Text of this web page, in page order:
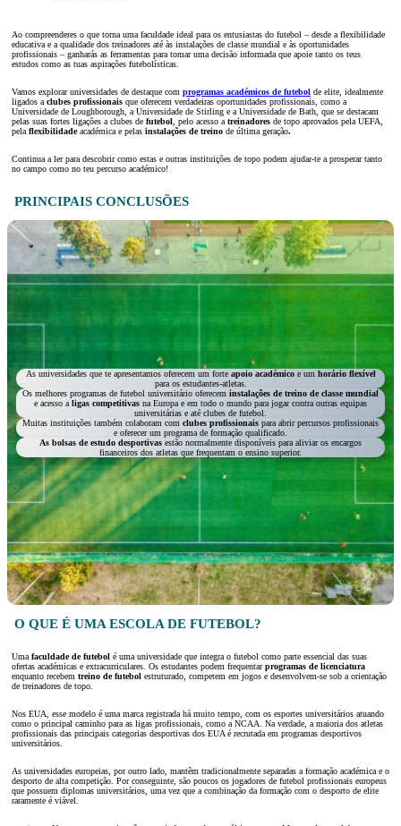
Ao compreenderes o que torna uma faculdade ideal para os entusiastas do futebol – desde a flexibilidade
educativa e a qualidade dos treinadores até às instalações de classe mundial e às oportunidades
profissionais – ganharás as ferramentas para tomar uma decisão informada que apoie tanto os teus
estudos como as tuas aspirações futebolísticas.
Vamos explorar universidades de destaque com programas académicos de futebol de elite, idealmente
ligados aclubes profissionais que oferecem verdadeiras oportunidades profissionais, como a
Universidade de Loughborough, a Universidade de Stirling e a Universidade de Bath, que se destacam
pelas suas fortes ligações a clubes de futebol, pelo acesso atreinadores de topo aprovados pela UEFA,
pelaflexibilidadeacadémica e pelas instalações de treino de última geração.
Continua a ler para descobrir como estas e outras instituições de topo podem ajudar-te a prosperar tanto
no campo como no teu percurso académico!
PRINCIPAIS CONCLUSÕES
As universidades que te apresentamos oferecem um forte apoio académico e um horário flexível
para os estudantes-atletas.
Os melhores programas de futebol universitário oferecem instalações de treino de classe mundial
e acesso a ligas competitivas na Europa e em todo o mundo para jogar contra outras equipas
universitárias e até clubes de futebol.
Muitas instituições também colaboram com clubes profissionais para abrir percursos profissionais
e oferecer um programa de formação qualificado.
As bolsas de estudo desportivas estão normalmente disponíveis para aliviar os encargos
financeiros dos atletas que frequentam o ensino superior.
O QUE É UMA ESCOLA DE FUTEBOL?
Uma faculdade de futebol é uma universidade que integra o futebol como parte essencial das suas
ofertas académicas e extracurriculares. Os estudantes podem frequentarprogramas de licenciatura
enquanto recebem treino de futebol estruturado, competem em jogos e desenvolvem-se sob a orientação
de treinadores de topo.
Nos EUA, esse modelo é uma marca registrada há muito tempo, com os esportes universitários atuando
como o principal caminho para as ligas profissionais, como a NCAA. Na verdade, a maioria dos atletas
profissionais das principais categorias desportivas dos EUA é recrutada em programas desportivos
universitários.
As universidades europeias, por outro lado, mantêm tradicionalmente separadas a formação académica e o
desporto de alta competição. Por conseguinte, são poucos os jogadores de futebol profissionais europeus
que possuem diplomas universitários, uma vez que a combinação da formação com o desporto de elite
raramente é viável.